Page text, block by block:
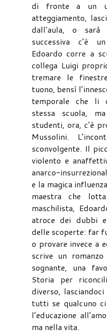
di fronte a un
atteggiamento,
dall’aula, o
successiva c’è
Edoardo corre a
collega Luigi
tremare le
tuono, bensì
temporale che li
stessa scuola,
studenti, ora, c’è
Mussolini.
sconvolgente. Il
violento e
anarco-
e la magica
maestra che
maschilista,
atroce dei dubbi
delle scoperte: far
o provare invece a
scrive un
sognante, una
Storia per
diverso,
tutti se qualcuno
l’educazione
ma nella vita.